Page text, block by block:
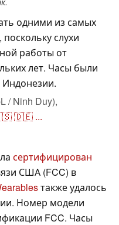
одними из самых
слухи
работы от
лет. Часы были
/ Ninh Duy),
🇩🇪 ...
сертифицирован
США (FCC) в
также удалось
Номер модели
FCC. Часы